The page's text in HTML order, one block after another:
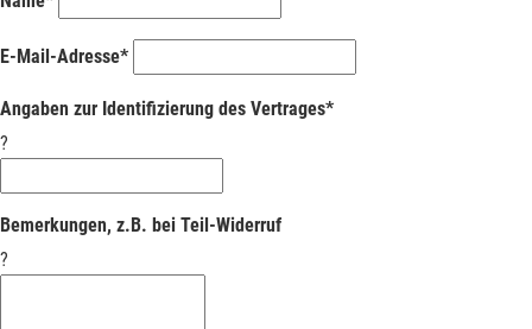
E-Mail-Adresse*
Angaben zur Identifizierung des Vertrages*
?
Bemerkungen, z.B. bei Teil-Widerruf
?